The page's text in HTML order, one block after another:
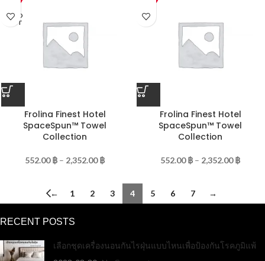
SOLD
OUT
Frolina Finest Hotel
SpaceSpun™ Towel
Collection
552.00฿ – 2,352.00฿
Frolina Finest Hotel
SpaceSpun™ Towel
Collection
552.00฿ – 2,352.00฿
← 1 2 3 4 5 6 7 →
RECENT POSTS
เลือกชุดเครื่องนอนกันไรฝุ่นแบบไหนเพื่อป้องกันโรคภูมิแพ้